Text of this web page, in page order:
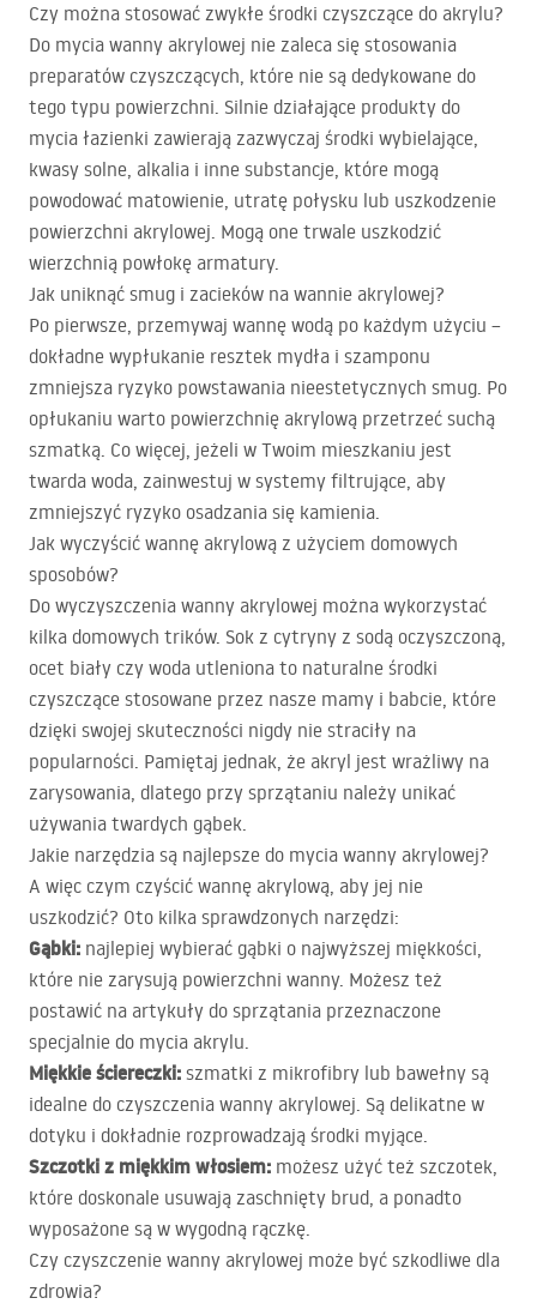
Czy można stosować zwykłe środki czyszczące do akrylu?
Do mycia wanny akrylowej nie zaleca się stosowania
preparatów czyszczących, które nie są dedykowane do
tego typu powierzchni. Silnie działające produkty do
mycia łazienki zawierają zazwyczaj środki wybielające,
kwasy solne, alkalia i inne substancje, które mogą
powodować matowienie, utratę połysku lub uszkodzenie
powierzchni akrylowej. Mogą one trwale uszkodzić
wierzchnią powłokę armatury.
Jak uniknąć smug i zacieków na wannie akrylowej?
Po pierwsze, przemywaj wannę wodą po każdym użyciu –
dokładne wypłukanie resztek mydła i szamponu
zmniejsza ryzyko powstawania nieestetycznych smug. Po
opłukaniu warto powierzchnię akrylową przetrzeć suchą
szmatką. Co więcej, jeżeli w Twoim mieszkaniu jest
twarda woda, zainwestuj w systemy filtrujące, aby
zmniejszyć ryzyko osadzania się kamienia.
Jak wyczyścić wannę akrylową z użyciem domowych
sposobów?
Do wyczyszczenia wanny akrylowej można wykorzystać
kilka domowych trików. Sok z cytryny z sodą oczyszczoną,
ocet biały czy woda utleniona to naturalne środki
czyszczące stosowane przez nasze mamy i babcie, które
dzięki swojej skuteczności nigdy nie straciły na
popularności. Pamiętaj jednak, że akryl jest wrażliwy na
zarysowania, dlatego przy sprzątaniu należy unikać
używania twardych gąbek.
Jakie narzędzia są najlepsze do mycia wanny akrylowej?
A więc czym czyścić wannę akrylową, aby jej nie
uszkodzić? Oto kilka sprawdzonych narzędzi:
Gąbki: najlepiej wybierać gąbki o najwyższej miękkości,
które nie zarysują powierzchni wanny. Możesz też
postawić na artykuły do sprzątania przeznaczone
specjalnie do mycia akrylu.
Miękkie ściereczki: szmatki z mikrofibry lub bawełny są
idealne do czyszczenia wanny akrylowej. Są delikatne w
dotyku i dokładnie rozprowadzają środki myjące.
Szczotki z miękkim włosiem: możesz użyć też szczotek,
które doskonale usuwają zaschnięty brud, a ponadto
wyposażone są w wygodną rączkę.
Czy czyszczenie wanny akrylowej może być szkodliwe dla
zdrowia?